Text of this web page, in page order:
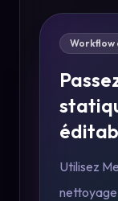
Workflow
Utilisez